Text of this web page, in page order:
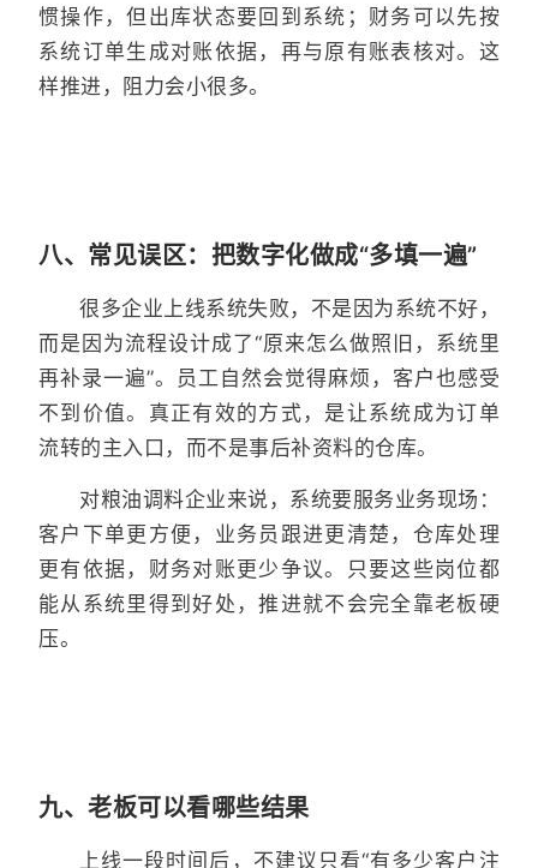
惯操作，但出库状态要回到系统；财务可以先按
系统订单生成对账依据，再与原有账表核对。这
样推进，阻力会小很多。
八、常见误区：把数字化做成“多填一遍”
很多企业上线系统失败，不是因为系统不好，
而是因为流程设计成了“原来怎么做照旧，系统里
再补录一遍”。员工自然会觉得麻烦，客户也感受
不到价值。真正有效的方式，是让系统成为订单
流转的主入口，而不是事后补资料的仓库。
对粮油调料企业来说，系统要服务业务现场：
客户下单更方便，业务员跟进更清楚，仓库处理
更有依据，财务对账更少争议。只要这些岗位都
能从系统里得到好处，推进就不会完全靠老板硬
压。
九、老板可以看哪些结果
上线一段时间后，不建议只看“有多少客户注